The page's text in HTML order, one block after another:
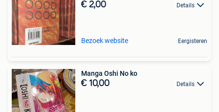
€ 2,00 Details
Bezoek website Eergisteren
Manga Oshi No ko
€ 10,00 Details